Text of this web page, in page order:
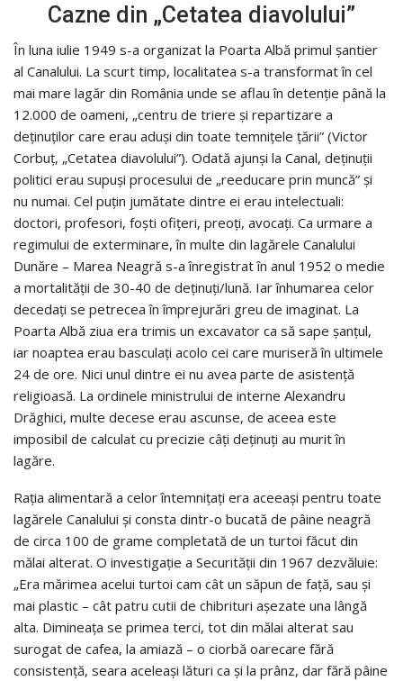
Cazne din „Cetatea diavolului”
În luna iulie 1949 s-a organizat la Poarta Albă primul şantier
al Canalului. La scurt timp, localitatea s-a transformat în cel
mai mare lagăr din România unde se aflau în detenţie până la
12.000 de oameni, „centru de triere şi repartizare a
deţinuţilor care erau aduşi din toate temniţele ţării” (Victor
Corbuţ, „Cetatea diavolului”). Odată ajunşi la Canal, deţinuţii
politici erau supuşi procesului de „reeducare prin muncă” şi
nu numai. Cel puţin jumătate dintre ei erau intelectuali:
doctori, profesori, foşti ofiţeri, preoţi, avocaţi. Ca urmare a
regimului de exterminare, în multe din lagărele Canalului
Dunăre – Marea Neagră s-a înregistrat în anul 1952 o medie
a mortalităţii de 30-40 de deţinuţi/lună. Iar înhumarea celor
decedaţi se petrecea în împrejurări greu de imaginat. La
Poarta Albă ziua era trimis un excavator ca să sape şanţul,
iar noaptea erau basculaţi acolo cei care muriseră în ultimele
24 de ore. Nici unul dintre ei nu avea parte de asistenţă
religioasă. La ordinele ministrului de interne Alexandru
Drăghici, multe decese erau ascunse, de aceea este
imposibil de calculat cu precizie câţi deţinuţi au murit în
lagăre.
Raţia alimentară a celor întemniţaţi era aceeaşi pentru toate
lagărele Canalului şi consta dintr-o bucată de pâine neagră
de circa 100 de grame completată de un turtoi făcut din
mălai alterat. O investigaţie a Securităţii din 1967 dezvăluie:
„Era mărimea acelui turtoi cam cât un săpun de faţă, sau şi
mai plastic – cât patru cutii de chibrituri aşezate una lângă
alta. Dimineaţa se primea terci, tot din mălai alterat sau
surogat de cafea, la amiază – o ciorbă oarecare fără
consistenţă, seara aceleaşi lături ca şi la prânz, dar fără pâine